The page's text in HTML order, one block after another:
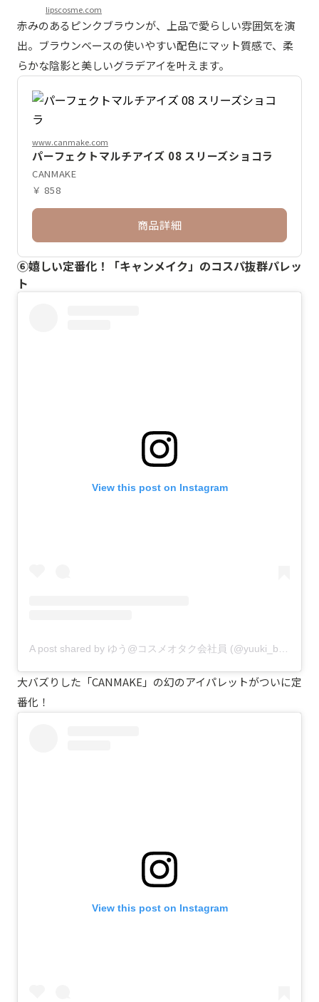
lipscosme.com
赤みのあるピンクブラウンが、上品で愛らしい雰囲気を演
出。ブラウンベースの使いやすい配色にマット質感で、柔
らかな陰影と美しいグラデアイを叶えます。
www.canmake.com
パーフェクトマルチアイズ 08 スリーズショコラ
CANMAKE
￥ 858
商品詳細
⑥嬉しい定番化！「キャンメイク」のコスパ抜群パレッ
ト
View this post on Instagram
A post shared by ゆう@コスメオタク会社員 (@yuuki_beauty)
大バズりした「CANMAKE」の幻のアイパレットがついに定
番化！
View this post on Instagram